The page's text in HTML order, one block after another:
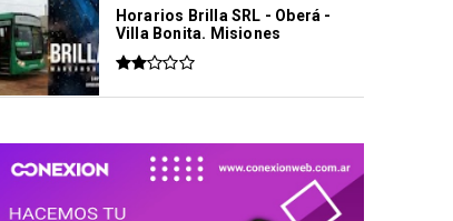
Horarios Brilla SRL - Oberá -
Villa Bonita. Misiones